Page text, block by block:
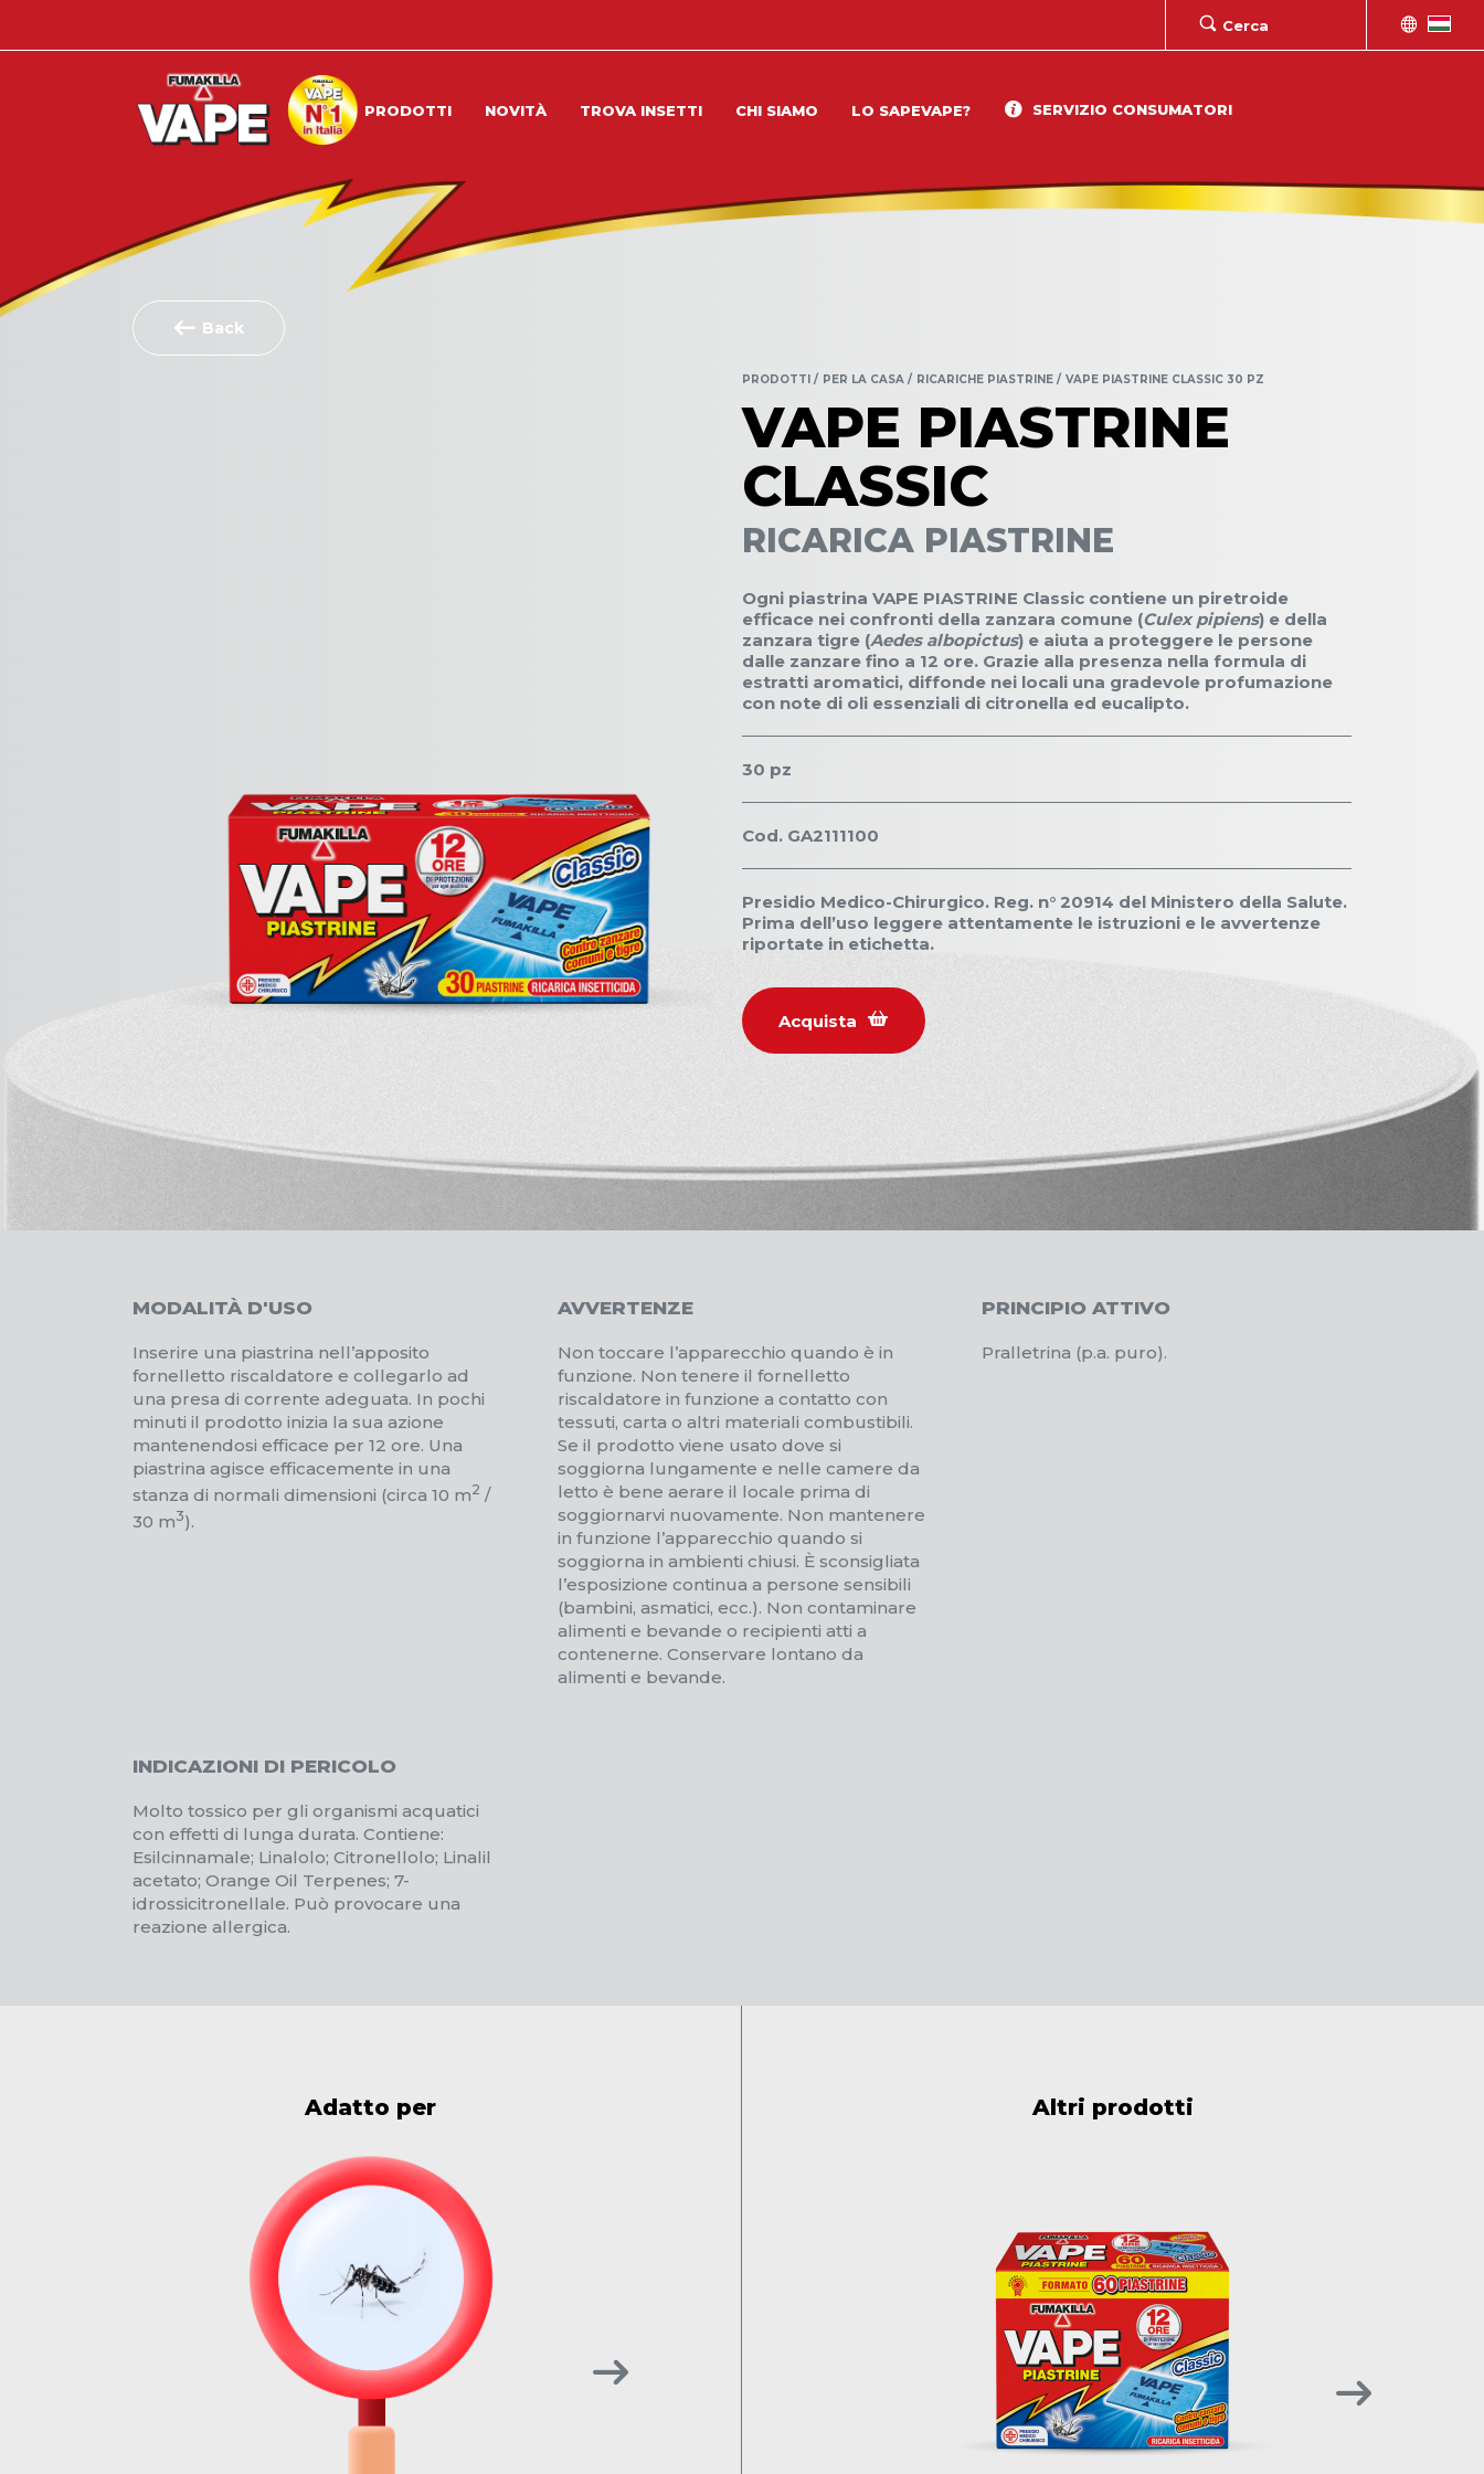
PRODOTTI NOVITÀ TROVA INSETTI CHI SIAMO LO SAPEVAPE? SERVIZIO CONSUMATORI
Back
PRODOTTI PER LA CASA RICARICHE PIASTRINE VAPE PIASTRINE CLASSIC 30 PZ
VAPE PIASTRINE
CLASSIC
RICARICA PIASTRINE
Ogni piastrina VAPE PIASTRINE Classic contiene un piretroide
efficace nei confronti della zanzara comune (Culex pipiens) e della
zanzara tigre (Aedes albopictus) e aiuta a proteggere le persone
dalle zanzare fino a 12 ore. Grazie alla presenza nella formula di
estratti aromatici, diffonde nei locali una gradevole profumazione
con note di oli essenziali di citronella ed eucalipto.
30 pz
Cod. GA2111100
Presidio Medico-Chirurgico. Reg. n° 20914 del Ministero della Salute.
Prima dell’uso leggere attentamente le istruzioni e le avvertenze
riportate in etichetta.
Acquista
MODALITÀ D'USO
Inserire una piastrina nell’apposito
fornelletto riscaldatore e collegarlo ad
una presa di corrente adeguata. In pochi
minuti il prodotto inizia la sua azione
mantenendosi efficace per 12 ore. Una
piastrina agisce efficacemente in una
stanza di normali dimensioni (circa 10 m2 /
30 m3).
AVVERTENZE
Non toccare l’apparecchio quando è in
funzione. Non tenere il fornelletto
riscaldatore in funzione a contatto con
tessuti, carta o altri materiali combustibili.
Se il prodotto viene usato dove si
soggiorna lungamente e nelle camere da
letto è bene aerare il locale prima di
soggiornarvi nuovamente. Non mantenere
in funzione l’apparecchio quando si
soggiorna in ambienti chiusi. È sconsigliata
l’esposizione continua a persone sensibili
(bambini, asmatici, ecc.). Non contaminare
alimenti e bevande o recipienti atti a
contenerne. Conservare lontano da
alimenti e bevande.
PRINCIPIO ATTIVO
Pralletrina (p.a. puro).
INDICAZIONI DI PERICOLO
Molto tossico per gli organismi acquatici
con effetti di lunga durata. Contiene:
Esilcinnamale; Linalolo; Citronellolo; Linalil
acetato; Orange Oil Terpenes; 7-
idrossicitronellale. Può provocare una
reazione allergica.
Adatto per Altri prodotti